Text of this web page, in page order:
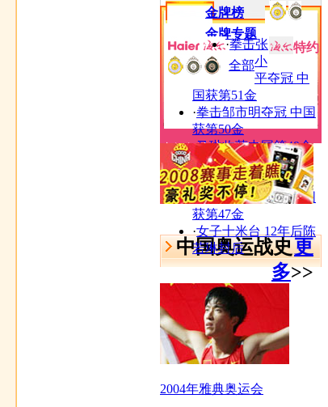
金牌榜
金牌专题
特约
全部
·拳击张
小
平夺冠 中
国获第51金
·拳击邹市明夺冠 中国
获第50金
·马琳收获中国第49金
·孟关良杨文军成功卫
冕
·乒球张怡宁卫冕 中国
获第47金
·女子十米台 12年后陈
若琳封后
张娟娟山东开课“授徒”
中国奥运战史更
多>>
2004年雅典奥运会